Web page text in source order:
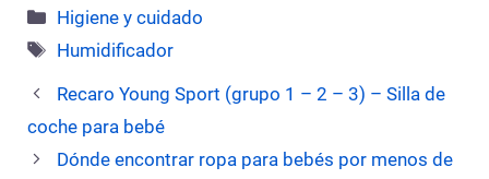
Categorías
Higiene y cuidado
Etiquetas
Humidificador
Recaro Young Sport (grupo 1 – 2 – 3) – Silla de
coche para bebé
Dónde encontrar ropa para bebés por menos de